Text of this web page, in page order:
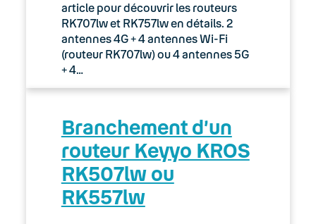
article pour découvrir les routeurs
RK707lw et RK757lw en détails. 2
antennes 4G + 4 antennes Wi-Fi
(routeur RK707lw) ou 4 antennes 5G
+ 4…
Branchement d’un
routeur Keyyo KROS
RK507lw ou
RK557lw